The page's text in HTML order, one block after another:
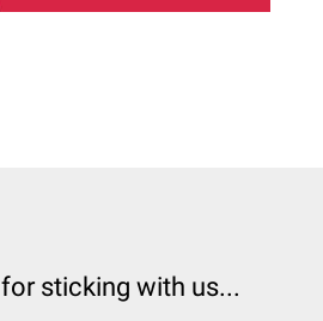
sticking with us...